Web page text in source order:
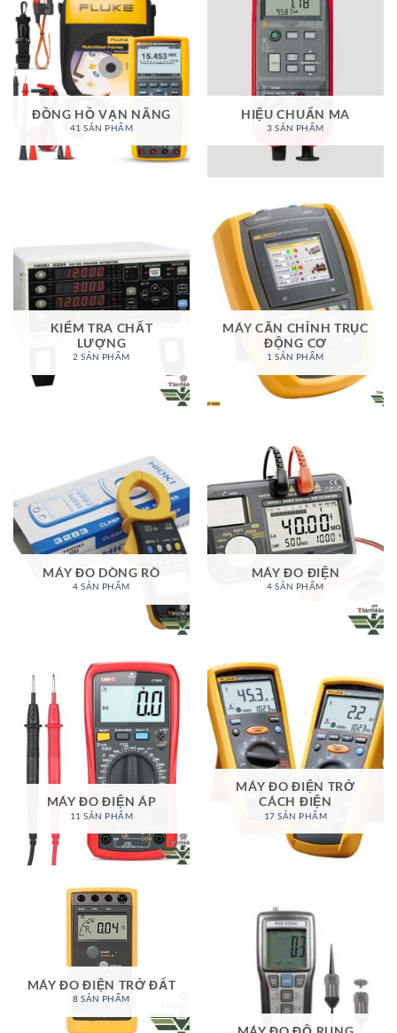
ĐỒNG HỒ VẠN NĂNG
41 SẢN PHẨM
HIỆU CHUẨN MA
3 SẢN PHẨM
KIỂM TRA CHẤT
LƯỢNG
2 SẢN PHẨM
MÁY CĂN CHỈNH TRỤC
ĐỘNG CƠ
1 SẢN PHẨM
MÁY ĐO DÒNG RÒ
4 SẢN PHẨM
MÁY ĐO ĐIỆN
4 SẢN PHẨM
MÁY ĐO ĐIỆN ÁP
11 SẢN PHẨM
MÁY ĐO ĐIỆN TRỞ
CÁCH ĐIỆN
17 SẢN PHẨM
MÁY ĐO ĐIỆN TRỞ ĐẤT
8 SẢN PHẨM